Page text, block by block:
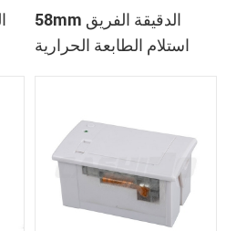
58mm الدقيقة الفريق
استلام الطابعة الحرارية